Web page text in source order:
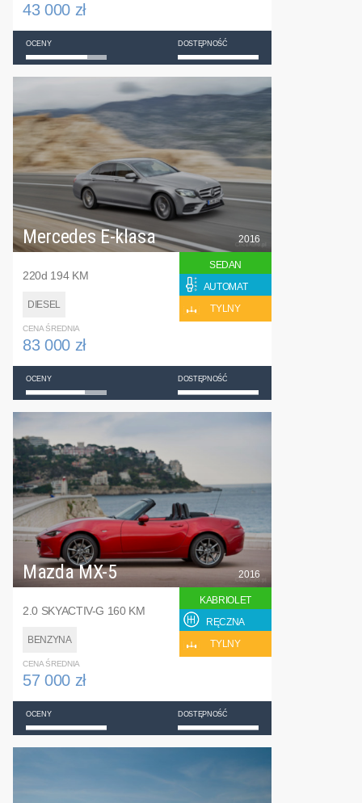
43 000 zł
OCENY DOSTĘPNOŚĆ
Mercedes E-klasa
220d 194 KM
DIESEL
2016
SEDAN
AUTOMAT
TYLNY
CENA ŚREDNIA
83 000 zł
OCENY DOSTĘPNOŚĆ
Mazda MX-5
2.0 SKYACTIV-G 160 KM
BENZYNA
2016
KABRIOLET
RĘCZNA
TYLNY
CENA ŚREDNIA
57 000 zł
OCENY DOSTĘPNOŚĆ